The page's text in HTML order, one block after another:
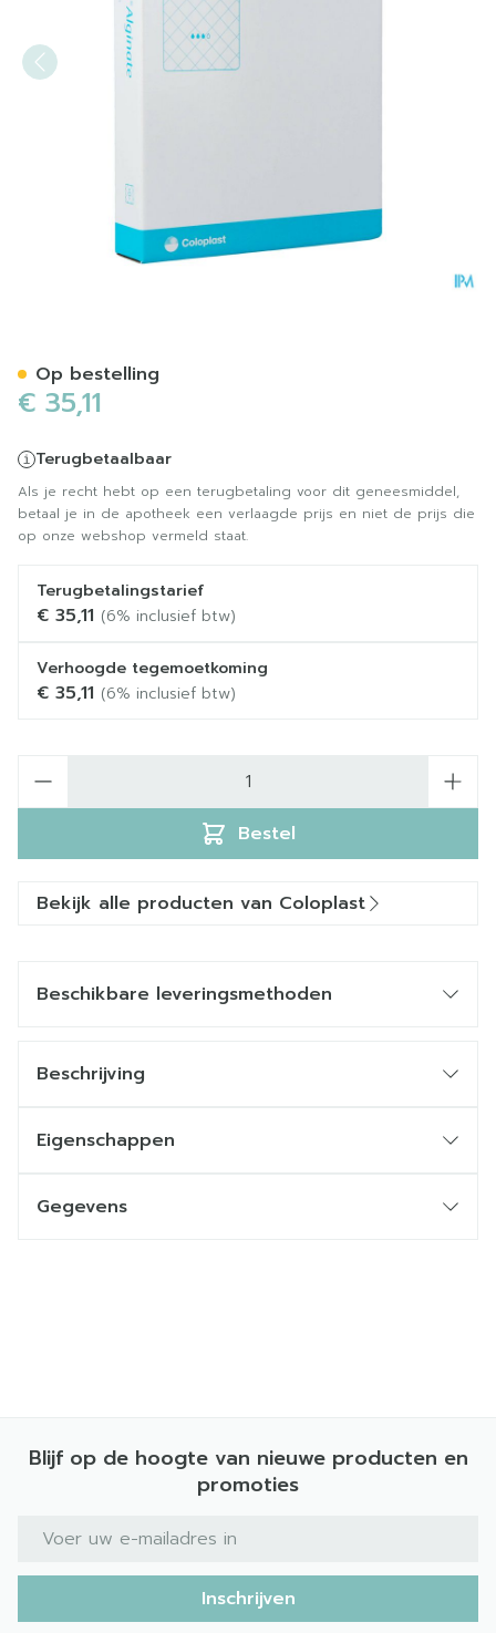
€ 35,11
Terugbetaalbaar
Als je recht hebt op een terugbetaling voor dit geneesmiddel,
betaal je in de apotheek een verlaagde prijs en niet de prijs die
op onze webshop vermeld staat.
Terugbetalingstarief
€ 35,11 (6% inclusief btw)
Verhoogde tegemoetkoming
€ 35,11 (6% inclusief btw)
Bestel
Op bestelling
Bekijk alle producten van Coloplast
Beschikbare leveringsmethoden
Beschrijving
Eigenschappen
Gegevens
Blijf op de hoogte van nieuwe producten en
promoties
E-mail adres
Inschrijven